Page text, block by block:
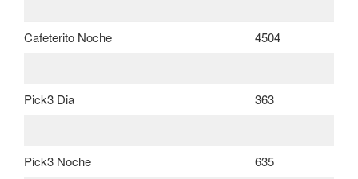
Cafeterito Noche 4504
Pick3 Dia 363
Pick3 Noche 635